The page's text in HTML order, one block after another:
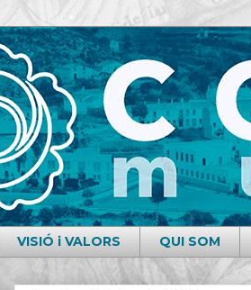
VISIÓ i VALORS QUI SOM